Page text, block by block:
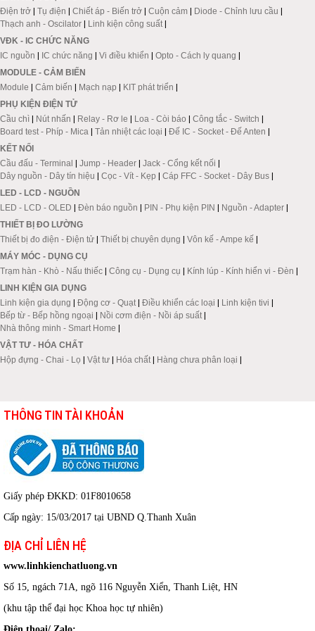
Điện trở | Tụ điện | Chiết áp - Biến trở | Cuộn cảm | Diode - Chỉnh lưu cầu |
Thạch anh - Oscilator | Linh kiện công suất |
VĐK - IC CHỨC NĂNG
IC nguồn | IC chức năng | Vi điều khiển | Opto - Cách ly quang |
MODULE - CẢM BIẾN
Module | Cảm biến | Mạch nạp | KIT phát triển |
PHỤ KIỆN ĐIỆN TỬ
Cầu chì | Nút nhấn | Relay - Rơ le | Loa - Còi báo | Công tắc - Switch |
Board test - Phíp - Mica | Tản nhiệt các loại | Đế IC - Socket - Đế Anten |
KẾT NỐI
Cầu đấu - Terminal | Jump - Header | Jack - Cổng kết nối |
Dây nguồn - Dây tín hiệu | Cọc - Vít - Kẹp | Cáp FFC - Socket - Dây Bus |
LED - LCD - NGUỒN
LED - LCD - OLED | Đèn báo nguồn | PIN - Phụ kiện PIN | Nguồn - Adapter |
THIẾT BỊ ĐO LƯỜNG
Thiết bị đo điện - Điện tử | Thiết bị chuyên dụng | Vôn kế - Ampe kế |
MÁY MÓC - DỤNG CỤ
Trạm hàn - Khò - Nấu thiếc | Công cụ - Dụng cụ | Kính lúp - Kính hiển vi - Đèn |
LINH KIỆN GIA DỤNG
Linh kiện gia dụng | Động cơ - Quạt | Điều khiển các loại | Linh kiện tivi |
Bếp từ - Bếp hồng ngoại | Nồi cơm điện - Nồi áp suất |
Nhà thông minh - Smart Home |
VẬT TƯ - HÓA CHẤT
Hộp đựng - Chai - Lọ | Vật tư | Hóa chất | Hàng chưa phân loại |
THÔNG TIN TÀI KHOẢN
Giấy phép ĐKKD: 01F8010658
Cấp ngày: 15/03/2017 tại UBND Q.Thanh Xuân
ĐỊA CHỈ LIÊN HỆ
www.linhkienchatluong.vn
Số 15, ngách 71A, ngõ 116 Nguyễn Xiển, Thanh Liệt, HN
(khu tập thể đại học Khoa học tự nhiên)
Điện thoại/ Zalo: